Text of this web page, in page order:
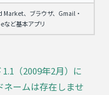
、ブラウザ、Gmail・
など基本アプリ
（2009年2月）に
ームは存在しませ